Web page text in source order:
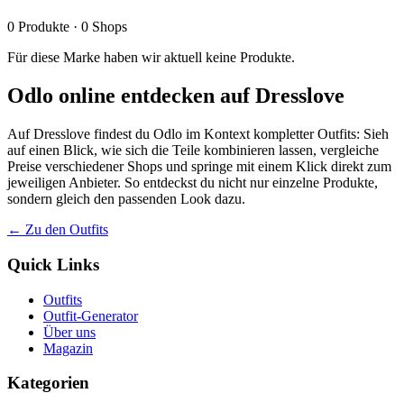
0 Produkte · 0 Shops
Für diese Marke haben wir aktuell keine Produkte.
Odlo online entdecken auf Dresslove
Auf Dresslove findest du Odlo im Kontext kompletter Outfits: Sieh
auf einen Blick, wie sich die Teile kombinieren lassen, vergleiche
Preise verschiedener Shops und springe mit einem Klick direkt zum
jeweiligen Anbieter. So entdeckst du nicht nur einzelne Produkte,
sondern gleich den passenden Look dazu.
← Zu den Outfits
Quick Links
Outfits
Outfit-Generator
Über uns
Magazin
Kategorien